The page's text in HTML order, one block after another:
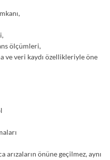
ölçümleri,
ve veri kaydı özellikleriyle öne
arızaların önüne geçilmez, aynı